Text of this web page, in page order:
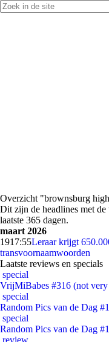
Overzicht "brownsburg
Dit zijn de headlines met
laatste 365 dagen.
maart 2026
1917:55Leraar krijgt
transvoornaamwoorden
Laatste reviews en specials
special
VrijMiBabes #316 (not
special
Random Pics van de Dag
special
Random Pics van de Dag
review